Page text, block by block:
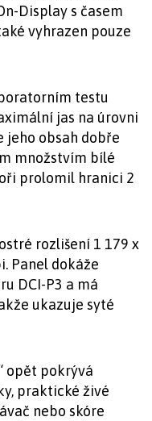
Display s časem
vyhrazen pouze
testu
jas na úrovni
jeho obsah dobře
množstvím bílé
prolomil hranici 2
rozlišení 1 179 x
Panel dokáže
DCI-P3 a má
ukazuje syté
opět pokrývá
praktické živé
nebo skóre